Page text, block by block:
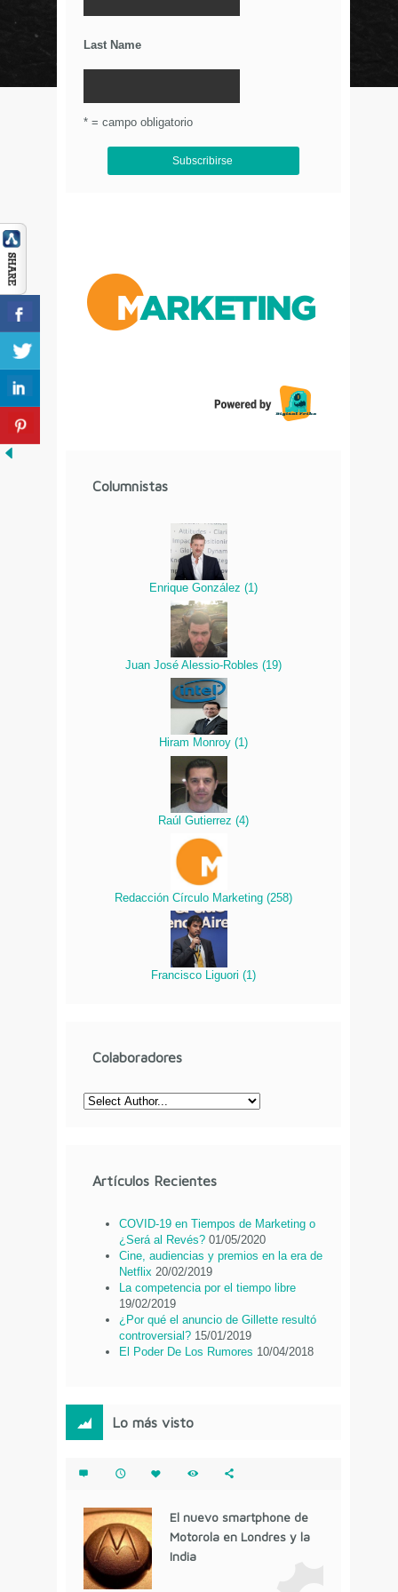
Last Name
* = campo obligatorio
Columnistas
Enrique González (1)
Juan José Alessio-Robles (19)
Hiram Monroy (1)
Raúl Gutierrez (4)
Redacción Círculo Marketing (258)
Francisco Liguori (1)
Colaboradores
Artículos Recientes
COVID-19 en Tiempos de Marketing o
¿Será al Revés? 01/05/2020
Cine, audiencias y premios en la era de
Netflix 20/02/2019
La competencia por el tiempo libre
19/02/2019
¿Por qué el anuncio de Gillette resultó
controversial? 15/01/2019
El Poder De Los Rumores 10/04/2018
Lo más visto
El nuevo smartphone de
Motorola en Londres y la
India
© Circulo Marketing 2016. Todos los derechos
reservados.
Aviso de Privacidad